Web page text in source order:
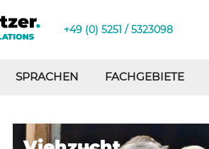
+49 (0) 5251 / 5323098
SPRACHEN FACHGEBIETE